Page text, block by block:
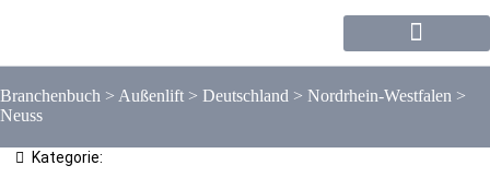
Branchenbuch > Außenlift > Deutschland > Nordrhein-Westfalen >
Neuss
Kategorie: